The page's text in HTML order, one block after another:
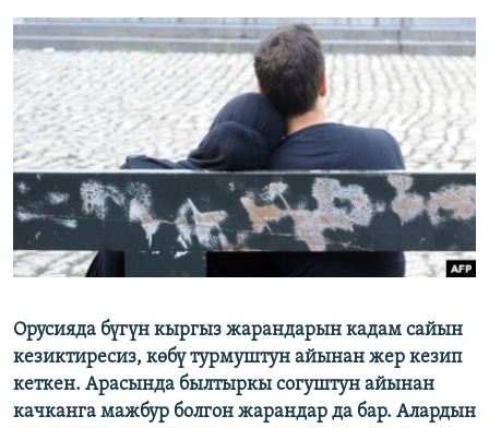
БИЗ ЖАНА ДҮЙНӨ
ДАНИСТЕ
ЭЖЕ-СИҢДИЛЕР
АЗАТТЫК+
ЫҢГАЙСЫЗ СУРООЛОР
Русский
ОНЛАЙН ШЕРИНЕ
ЭЕ/АРнун бардык сайттары
Орусияда бүгүн кыргыз жарандарын кадам сайын
кезиктиресиз, көбү турмуштун айынан жер кезип
кеткен. Арасында былтыркы согуштун айынан
качканга мажбур болгон жарандар да бар. Алардын